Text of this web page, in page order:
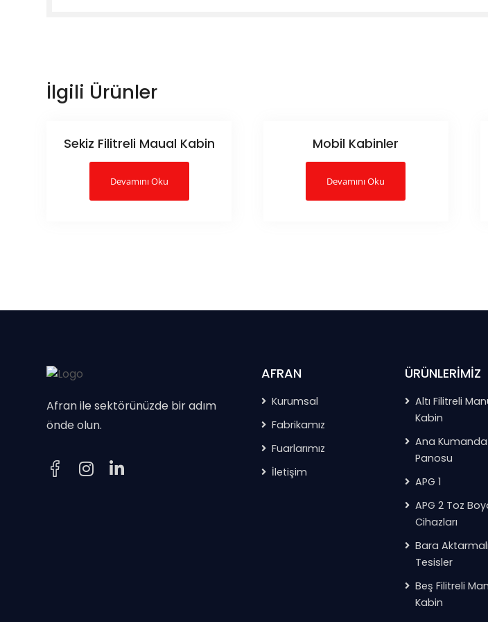
İlgili Ürünler
Sekiz Filitreli Maual Kabin
Devamını Oku
Mobil Kabinler
Devamını Oku
Afran ile sektörünüzde bir adım
önde olun.
AFRAN
Kurumsal
Fabrikamız
Fuarlarımız
İletişim
ÜRÜNLERİMİZ
Altı Filitreli
Kabin
Ana Kumanda
Panosu
APG 1
APG 2 Toz
Cihazları
Bara Aktarmalı
Tesisler
Beş Filitreli
Kabin